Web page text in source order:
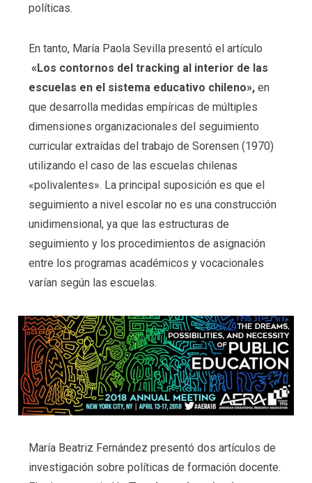
políticas.
En tanto, María Paola Sevilla presentó el artículo
«Los contornos del tracking al interior de las
escuelas en el sistema educativo chileno»,en
que desarrolla medidas empíricas de múltiples
dimensiones organizacionales del seguimiento
curricular extraídas del trabajo de Sorensen (1970)
utilizando el caso de las escuelas chilenas
«polivalentes». La principal suposición es que el
seguimiento a nivel escolar no es una construcción
unidimensional, ya que las estructuras de
seguimiento y los procedimientos de asignación
entre los programas académicos y vocacionales
varían según las escuelas.
María Beatriz Fernández presentó dos artículos de
investigación sobre políticas de formación docente.